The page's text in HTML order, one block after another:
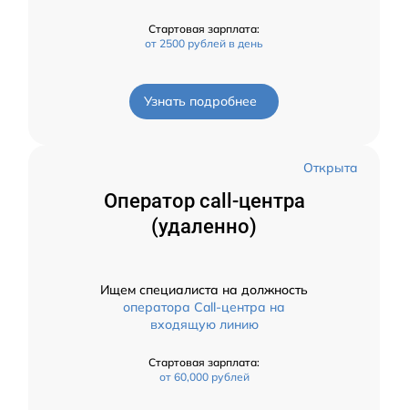
Стартовая зарплата:
от 2500 рублей в день
Узнать подробнее
Открыта
Оператор call-центра
(удаленно)
Ищем специалиста на должность
оператора Call-центра на
входящую линию
Стартовая зарплата:
от 60,000 рублей